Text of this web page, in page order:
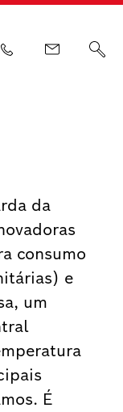
da
consumo
e
um
É